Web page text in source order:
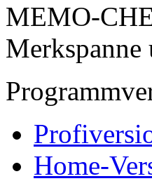
MEMO-
Merkspanne
Home-